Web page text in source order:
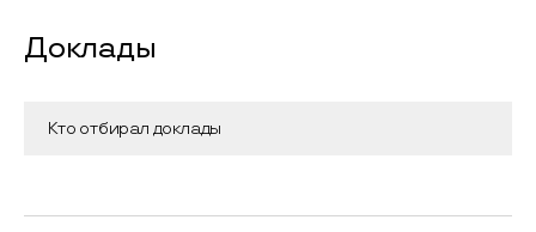
Доклады конференции AppsConf X 2025
Доклады
Кто отбирал доклады